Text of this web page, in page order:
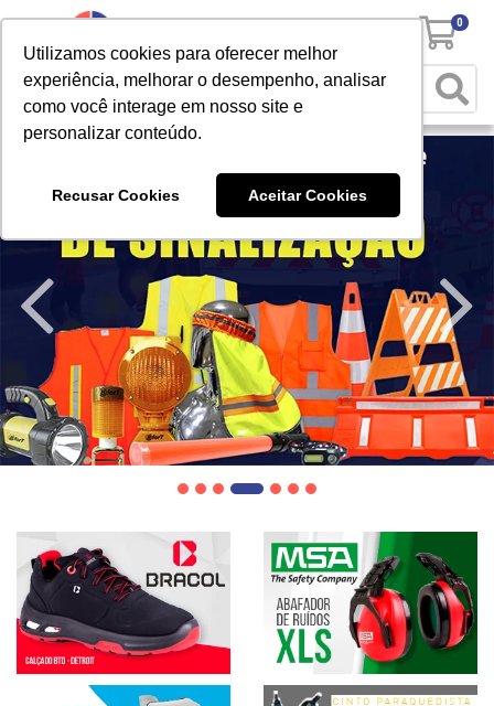
Utilizamos cookies para oferecer melhor
experiência, melhorar o desempenho, analisar
como você interage em nosso site e
personalizar conteúdo.
Recusar Cookies Aceitar Cookies
0